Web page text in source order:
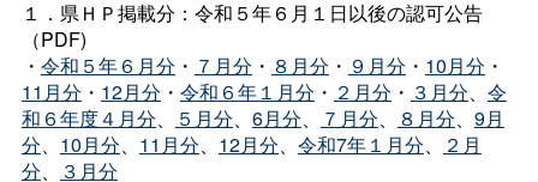
１．県ＨＰ掲載分：令和５年６月１日以後の認可公告
（PDF)
・ 令和５年６月分 ・ ７月分 ・ ８月分 ・ ９月分 ・ 10月分 ・
11月分 ・ 12月分 ・ 令和６年１月分 ・ ２月分 ・ ３月分、 令
和６年度４月分、 ５月分、 6月分、 ７月分、 ８月分、 9月
分、 10月分、 11月分、 12月分、 令和7年１月分、
２月
分、 ３月分